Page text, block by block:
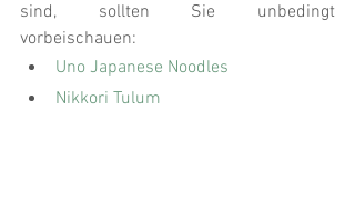
sind, sollten Sie unbedingt
vorbeischauen:
Uno Japanese Noodles
Nikkori Tulum